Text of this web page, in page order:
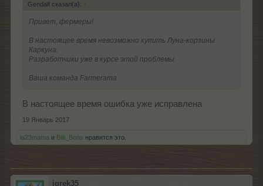
Gendalf сказал(а): ↑
Привет, фермеры!
В настоящее время невозможно купить Луна-корзины
Каркуна.
Разработчики уже в курсе этой проблемы.
Ваша команда Farmerama
В настоящее время ошибка уже исправлена
19 Январь 2017
la23mama и Billi_Bons нравится это.
igrek35